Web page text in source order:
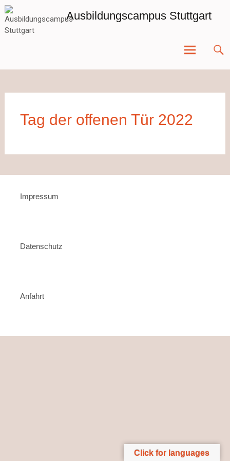
Zum
Inhalt
springen
Ausbildungscampus Stuttgart
Tag der offenen Tür 2022
Impressum
Datenschutz
Anfahrt
Click for languages